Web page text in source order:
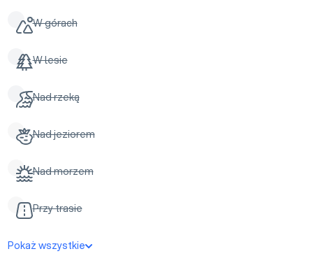
W górach
W lesie
Nad rzeką
Nad jeziorem
Nad morzem
Przy trasie
Pokaż wszystkie